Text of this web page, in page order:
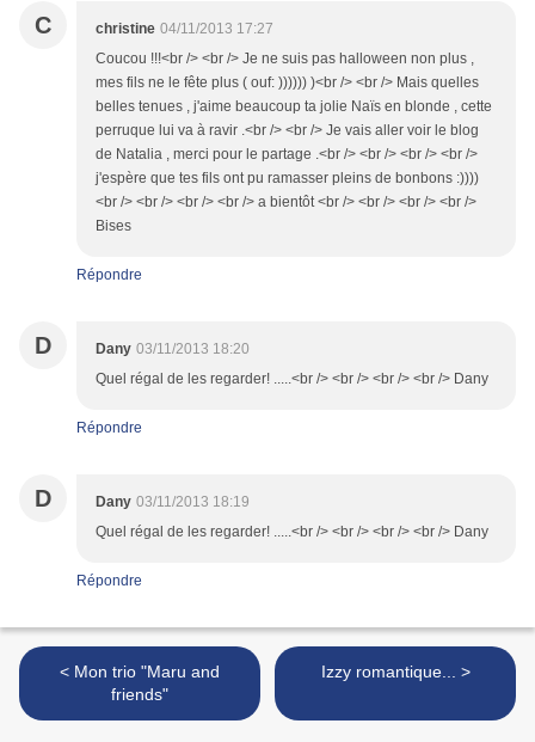
C christine 04/11/2013 17:27
Coucou !!!<br /> <br /> Je ne suis pas halloween non plus ,
mes fils ne le fête plus ( ouf: )))))) )<br /> <br /> Mais quelles
belles tenues , j'aime beaucoup ta jolie Naïs en blonde , cette
perruque lui va à ravir .<br /> <br /> Je vais aller voir le blog
de Natalia , merci pour le partage .<br /> <br /> <br /> <br />
j'espère que tes fils ont pu ramasser pleins de bonbons :))))
<br /> <br /> <br /> <br /> a bientôt <br /> <br /> <br /> <br />
Bises
Répondre
D Dany 03/11/2013 18:20
Quel régal de les regarder! .....<br /> <br /> <br /> <br /> Dany
Répondre
D Dany 03/11/2013 18:19
Quel régal de les regarder! .....<br /> <br /> <br /> <br /> Dany
Répondre
< Mon trio "Maru and
friends"
Izzy romantique... >